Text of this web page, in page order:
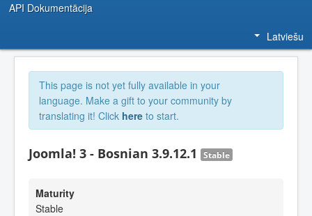
API Dokumentācija
Latviešu
This page is not yet fully available in your
language. Make a gift to your community by
translating it! Click here to start.
Joomla! 3 - Bosnian 3.9.12.1 Stable
Maturity
Stable